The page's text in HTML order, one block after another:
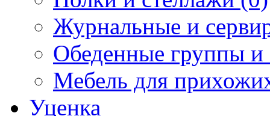
Журнальные и
Обеденные группы и
Мебель для
Уценка